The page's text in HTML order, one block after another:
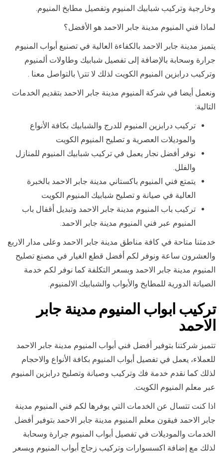
وخارجية وتركيب شبابيك المنيوم وتفصيل مطابخ المنيوم.
لماذا فني المنيوم مدينة جابر الاحمد هو الأفضل؟
يتميز مدينة جابر الاحمد بالكفاءة العالية في تصنيع أبواب المنيوم
جرارة وسحابة بالإضافة إلى تفصيل شبابيك وطاولات ألمنيوم
وتركيب درابزين المنيوم الكويت لذلك لا تتر\ بالتواصل معنا .
ونعمل أيضا في شركة المنيوم مدينة جابر الاحمد بتقديم الخدمات
التالية:
تركيب درابزين المنيوم للدرج والشبابيك بكافة الأنواع
والموديلات العصرية و تصليح المنيوم الكويت
نوفر أفضل نجار يعمل في تركيب شبابيك المنيوم للمنازل
والفلل.
يتمتع فني المنيوم باكستاني مدينة جابر الاحمد بالخبرة
العالية في صيانة و تصليح شبابيك المنيوم الكويت
تركيب باب المنيوم مدينة جابر الاحمد وتبديل أقفال باب
المنيوم عبر فني المنيوم مدينة جابر الاحمد.
خدمتنا متاحة في كافة مناطق مدينة جابر الاحمد وعلى مدار الاربع
والعشرون ساعة ونوفر لكم أفضل قطع الغيار في مصنع تصليح
المنيوم مدينة جابر الاحمد وبسعر التكلفة كما نوفر لكم خدمة
الصيانة الدورية للمطابخ والأبواب والشبابيك الالمنيوم.
تركيب ابواب المنيوم مدينة جابر
الاحمد
تتميز شركتنا بتوفير أفضل فني أبواب المنيوم مدينة جابر الاحمد
للعملاء، يعمل في تفصيل أبواب المنيوم بكافة الأنواع والاحجام
لذلك كما نقدم خدمة فك وتركيب وصيانة وتصليح درابزين المنيوم
عبر معلم المنيوم الكويت.
اذا كنت تتسال عن الخدمات التي يوفرها لكم فني المنيوم مدينة
جابر الاحمد فيقون معلم المنيوم مدينة جابر الاحمد بتوفير أفضل
الخدمات والموديلات في تفصيل أبواب المنيوم جرارة وسحابة
لذلك مع إضافة اكسسوارات وتركيب زجاج أبواب المنيوم وبسعر